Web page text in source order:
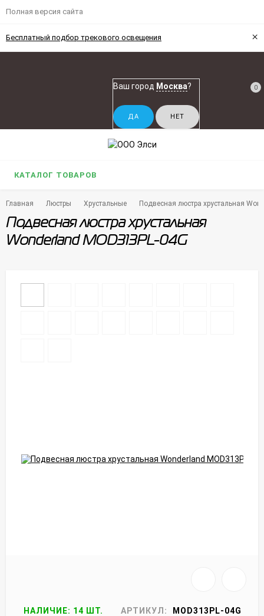
Полная версия сайта
Бесплатный подбор трекового освещения ×
Ваш город Москва? 0
КАТАЛОГ ТОВАРОВ
Главная Люстры Хрустальные Подвесная люстра хрустальная
Подвесная люстра хрустальная
Wonderland MOD313PL-04G
НАЛИЧИЕ: 14 ШТ. АРТИКУЛ: MOD313PL-04G